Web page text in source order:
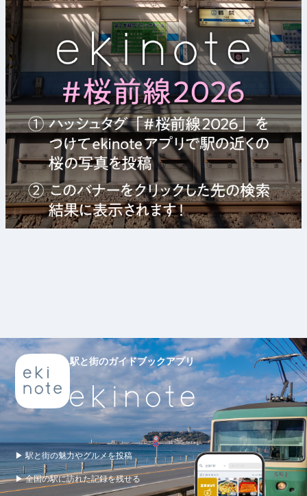
駅と街のガイドブックアプリ
▶ 駅と街の魅力やグルメを投稿
▶ 全国の駅に訪れた記録を残せる